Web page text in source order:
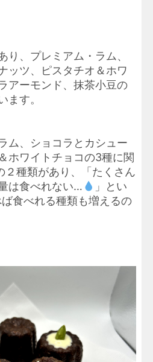
り、プレミアム・ラム、
ッツ、ピスタチオ＆ホワ
アーモンド、抹茶小豆の
ます。
ム、ショコラとカシュー
ホワイトチョコの3種に関
２種類があり、「たくさん
は食べれない…
」とい
食べれる種類も増えるの